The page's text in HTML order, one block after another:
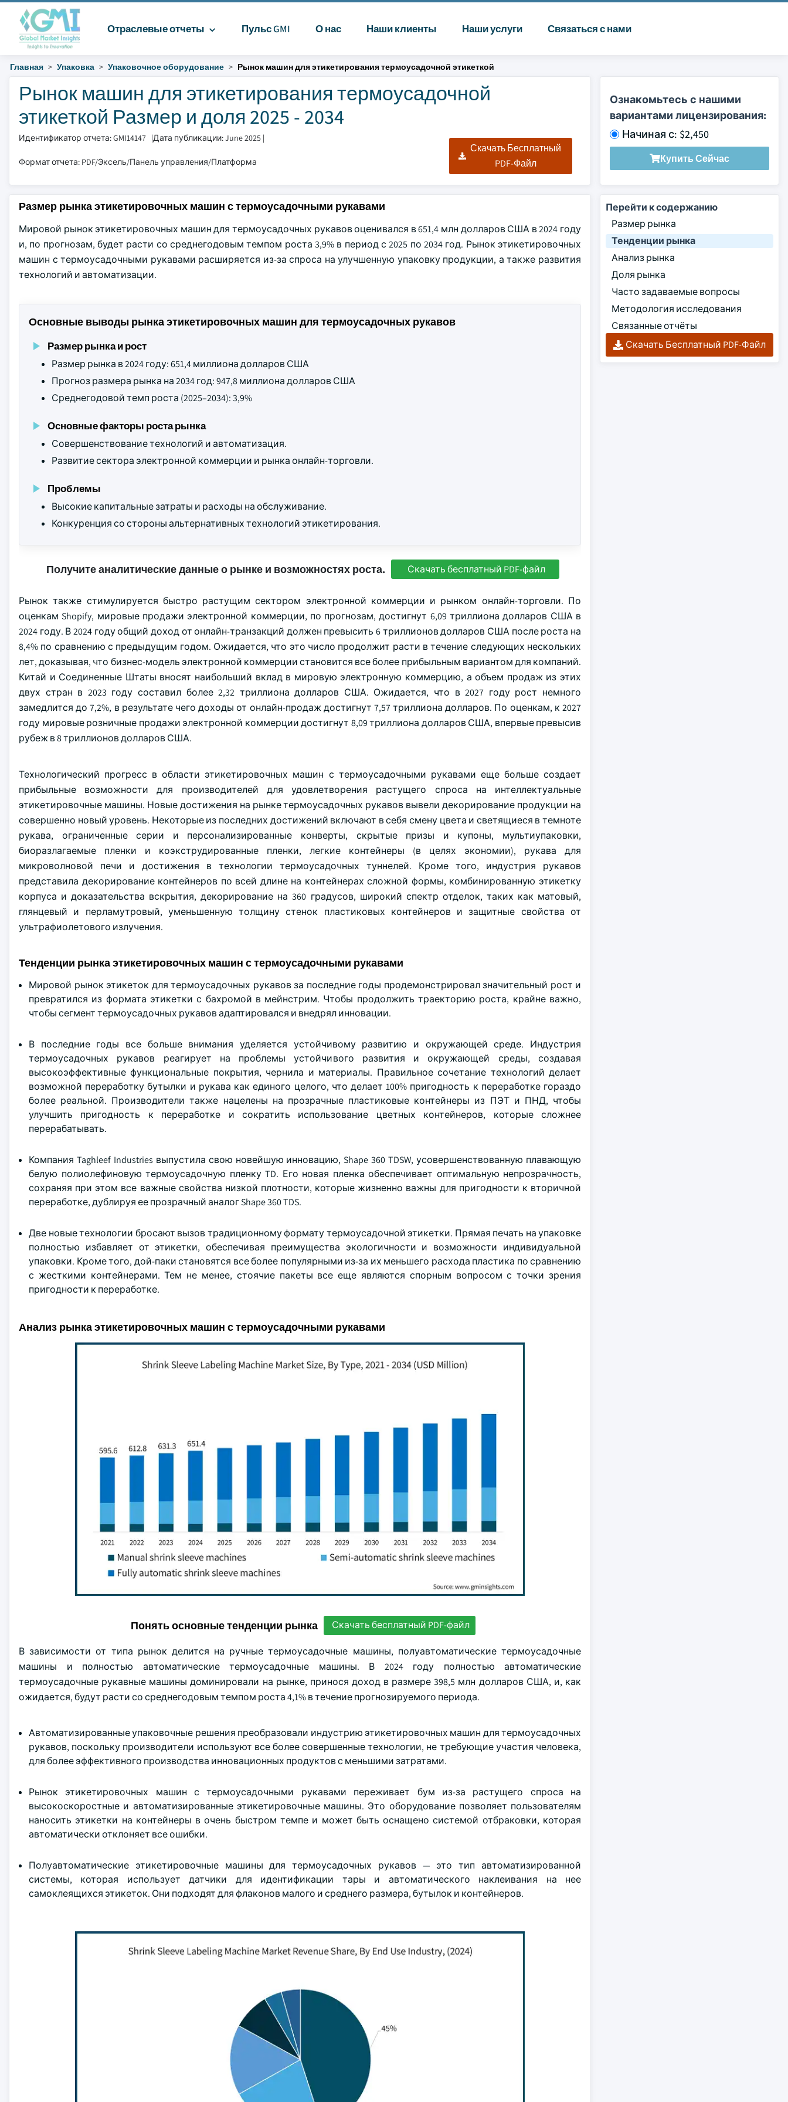
Отраслевые отчеты Пульс GMI О нас Наши клиенты Наши услуги Связаться с нами
Главная Упаковка Упаковочное оборудование Рынок машин для этикетирования термоусадочной этикеткой
Рынок машин для этикетирования термоусадочной
этикеткой Размер и доля 2025 - 2034
Идентификатор отчета: GMI14147 |Дата публикации: June 2025 |
Формат отчета: PDF/Эксель/Панель управления/Платформа
Скачать Бесплатный
PDF-Файл
Ознакомьтесь с нашими
вариантами лицензирования:
Начиная с: $2,450
Купить Сейчас
Размер рынка этикетировочных машин с термоусадочными рукавами
Мировой рынок этикетировочных машин для термоусадочных рукавов оценивался в 651,4 млн долларов США в 2024 году
и, по прогнозам, будет расти со среднегодовым темпом роста 3,9% в период с 2025 по 2034 год. Рынок этикетировочных
машин с термоусадочными рукавами расширяется из-за спроса на улучшенную упаковку продукции, а также развития
технологий и автоматизации.
Основные выводы рынка этикетировочных машин для термоусадочных рукавов
Размер рынка и рост
Размер рынка в 2024 году: 651,4 миллиона долларов США
Прогноз размера рынка на 2034 год: 947,8 миллиона долларов США
Среднегодовой темп роста (2025–2034): 3,9%
Основные факторы роста рынка
Совершенствование технологий и автоматизация.
Развитие сектора электронной коммерции и рынка онлайн-торговли.
Проблемы
Высокие капитальные затраты и расходы на обслуживание.
Конкуренция со стороны альтернативных технологий этикетирования.
Получите аналитические данные о рынке и возможностях роста. Скачать бесплатный PDF-файл
Рынок также стимулируется быстро растущим сектором электронной коммерции и рынком онлайн-торговли. По
оценкам Shopify, мировые продажи электронной коммерции, по прогнозам, достигнут 6,09 триллиона долларов США в
2024 году. В 2024 году общий доход от онлайн-транзакций должен превысить 6 триллионов долларов США после роста на
8,4% по сравнению с предыдущим годом. Ожидается, что это число продолжит расти в течение следующих нескольких
лет, доказывая, что бизнес-модель электронной коммерции становится все более прибыльным вариантом для компаний.
Китай и Соединенные Штаты вносят наибольший вклад в мировую электронную коммерцию, а объем продаж из этих
двух стран в 2023 году составил более 2,32 триллиона долларов США. Ожидается, что в 2027 году рост немного
замедлится до 7,2%, в результате чего доходы от онлайн-продаж достигнут 7,57 триллиона долларов. По оценкам, к 2027
году мировые розничные продажи электронной коммерции достигнут 8,09 триллиона долларов США, впервые превысив
рубеж в 8 триллионов долларов США.
Технологический прогресс в области этикетировочных машин с термоусадочными рукавами еще больше создает
прибыльные возможности для производителей для удовлетворения растущего спроса на интеллектуальные
этикетировочные машины. Новые достижения на рынке термоусадочных рукавов вывели декорирование продукции на
совершенно новый уровень. Некоторые из последних достижений включают в себя смену цвета и светящиеся в темноте
рукава, ограниченные серии и персонализированные конверты, скрытые призы и купоны, мультиупаковки,
биоразлагаемые пленки и коэкструдированные пленки, легкие контейнеры (в целях экономии), рукава для
микроволновой печи и достижения в технологии термоусадочных туннелей. Кроме того, индустрия рукавов
представила декорирование контейнеров по всей длине на контейнерах сложной формы, комбинированную этикетку
корпуса и доказательства вскрытия, декорирование на 360 градусов, широкий спектр отделок, таких как матовый,
глянцевый и перламутровый, уменьшенную толщину стенок пластиковых контейнеров и защитные свойства от
ультрафиолетового излучения.
Тенденции рынка этикетировочных машин с термоусадочными рукавами
Мировой рынок этикеток для термоусадочных рукавов за последние годы продемонстрировал значительный рост и
превратился из формата этикетки с бахромой в мейнстрим. Чтобы продолжить траекторию роста, крайне важно,
чтобы сегмент термоусадочных рукавов адаптировался и внедрял инновации.
В последние годы все больше внимания уделяется устойчивому развитию и окружающей среде. Индустрия
термоусадочных рукавов реагирует на проблемы устойчивого развития и окружающей среды, создавая
высокоэффективные функциональные покрытия, чернила и материалы. Правильное сочетание технологий делает
возможной переработку бутылки и рукава как единого целого, что делает 100% пригодность к переработке гораздо
более реальной. Производители также нацелены на прозрачные пластиковые контейнеры из ПЭТ и ПНД, чтобы
улучшить пригодность к переработке и сократить использование цветных контейнеров, которые сложнее
перерабатывать.
Компания Taghleef Industries выпустила свою новейшую инновацию, Shape 360 TDSW, усовершенствованную плавающую
белую полиолефиновую термоусадочную пленку TD. Его новая пленка обеспечивает оптимальную непрозрачность,
сохраняя при этом все важные свойства низкой плотности, которые жизненно важны для пригодности к вторичной
переработке, дублируя ее прозрачный аналог Shape 360 TDS.
Две новые технологии бросают вызов традиционному формату термоусадочной этикетки. Прямая печать на упаковке
полностью избавляет от этикетки, обеспечивая преимущества экологичности и возможности индивидуальной
упаковки. Кроме того, дой-паки становятся все более популярными из-за их меньшего расхода пластика по сравнению
с жесткими контейнерами. Тем не менее, стоячие пакеты все еще являются спорным вопросом с точки зрения
пригодности к переработке.
Анализ рынка этикетировочных машин с термоусадочными рукавами
Понять основные тенденции рынка Скачать бесплатный PDF-файл
В зависимости от типа рынок делится на ручные термоусадочные машины, полуавтоматические термоусадочные
машины и полностью автоматические термоусадочные машины. В 2024 году полностью автоматические
термоусадочные рукавные машины доминировали на рынке, принося доход в размере 398,5 млн долларов США, и, как
ожидается, будут расти со среднегодовым темпом роста 4,1% в течение прогнозируемого периода.
Автоматизированные упаковочные решения преобразовали индустрию этикетировочных машин для термоусадочных
рукавов, поскольку производители используют все более совершенные технологии, не требующие участия человека,
для более эффективного производства инновационных продуктов с меньшими затратами.
Рынок этикетировочных машин с термоусадочными рукавами переживает бум из-за растущего спроса на
высокоскоростные и автоматизированные этикетировочные машины. Это оборудование позволяет пользователям
наносить этикетки на контейнеры в очень быстром темпе и может быть оснащено системой отбраковки, которая
автоматически отклоняет все ошибки.
Полуавтоматические этикетировочные машины для термоусадочных рукавов — это тип автоматизированной
системы, которая использует датчики для идентификации тары и автоматического наклеивания на нее
самоклеящихся этикеток. Они подходят для флаконов малого и среднего размера, бутылок и контейнеров.
Перейти к содержанию
Размер рынка
Тенденции рынка
Анализ рынка
Доля рынка
Часто задаваемые вопросы
Методология исследования
Связанные отчёты
Скачать Бесплатный PDF-Файл